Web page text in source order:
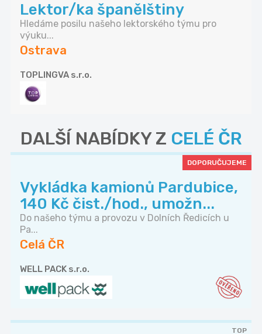
Lektor/ka španělštiny
Hledáme posilu našeho lektorského týmu pro
výuku...
Ostrava
TOPLINGVA s.r.o.
DALŠÍ NABÍDKY Z CELÉ ČR
DOPORUČUJEME
Vykládka kamionů Pardubice,
140 Kč čist./hod., umožn...
Do našeho týmu a provozu v Dolních Ředicích u
Pa...
Celá ČR
WELL PACK s.r.o.
TOP